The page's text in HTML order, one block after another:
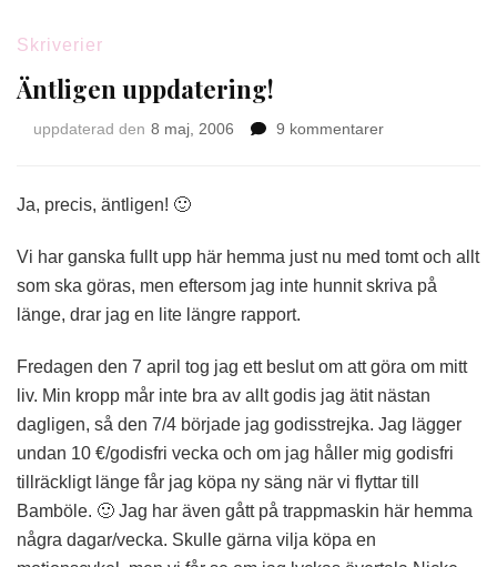
Skriverier
Äntligen uppdatering!
uppdaterad den 8 maj, 2006 9 kommentarertill
Ja, precis, äntligen! 🙂
Vi har ganska fullt upp här hemma just nu med tomt och allt
som ska göras, men eftersom jag inte hunnit skriva på
länge, drar jag en lite längre rapport.
Fredagen den 7 april tog jag ett beslut om att göra om mitt
liv. Min kropp mår inte bra av allt godis jag ätit nästan
dagligen, så den 7/4 började jag godisstrejka. Jag lägger
undan 10 €/godisfri vecka och om jag håller mig godisfri
tillräckligt länge får jag köpa ny säng när vi flyttar till
Bamböle. 🙂 Jag har även gått på trappmaskin här hemma
några dagar/vecka. Skulle gärna vilja köpa en